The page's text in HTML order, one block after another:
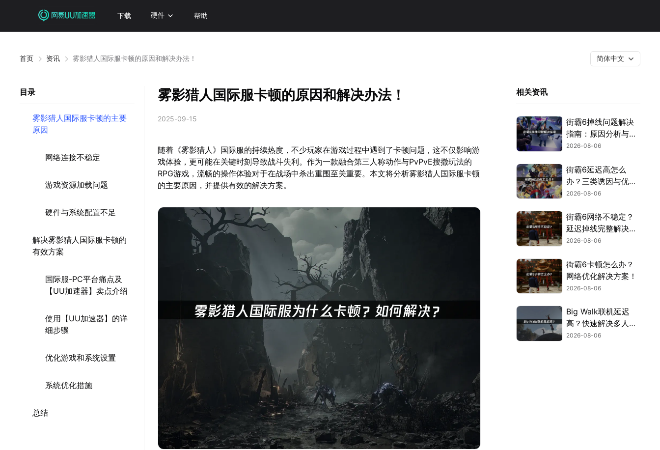
下载 硬件 帮助
首页 资讯 雾影猎人国际服卡顿的原因和解决办法！ 简体中文
目录
雾影猎人国际服卡顿的主要
原因
网络连接不稳定
游戏资源加载问题
硬件与系统配置不足
解决雾影猎人国际服卡顿的
有效方案
国际服-PC平台痛点及
【UU加速器】卖点介绍
使用【UU加速器】的详
细步骤
优化游戏和系统设置
系统优化措施
总结
雾影猎人国际服卡顿的原因和解决办法！
2025-09-15
随着《雾影猎人》国际服的持续热度，不少玩家在游戏过程中遇到了卡顿问题，这不仅影响游
戏体验，更可能在关键时刻导致战斗失利。作为一款融合第三人称动作与PvPvE搜撤玩法的
RPG游戏，流畅的操作体验对于在战场中杀出重围至关重要。本文将分析雾影猎人国际服卡顿
的主要原因，并提供有效的解决方案。
相关资讯
街霸6掉线问题解决
指南：原因分析与网
络优化技巧！
2026-08-06
街霸6延迟高怎么
办？三类诱因与优化
解决方案！
2026-08-06
街霸6网络不稳定？
延迟掉线完整解决指
南！
2026-08-06
街霸6卡顿怎么办？
网络优化解决方案！
2026-08-06
Big Walk联机延迟
高？快速解决多人联
机卡顿问题！
2026-08-06